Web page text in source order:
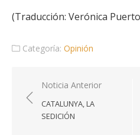
(Traducción: Verónica
Categoría: Opinión
Navegación
de
entradas
Noticia Anterior
CATALUNYA, LA
SEDICIÓN